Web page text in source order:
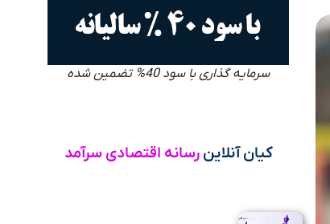
سرمایه گذاری با سود 40% تضمین شده
کیان آنلاین رسانه اقتصادی سرآمد